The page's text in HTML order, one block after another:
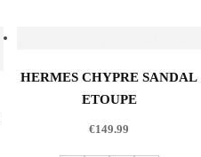
HERMES CHYPRE SANDAL
ETOUPE
€149.99